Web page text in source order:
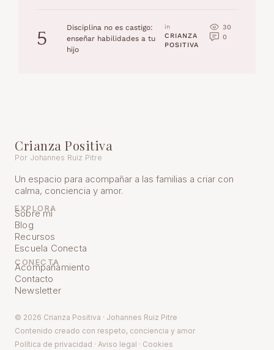
5
Disciplina no es castigo:
enseñar habilidades a tu
hijo
in
CRIANZA
POSITIVA
30
0
Crianza Positiva
Por Johannes Ruiz Pitre
Un espacio para acompañar a las familias a criar con
calma, conciencia y amor.
EXPLORA
Sobre mí
Blog
Recursos
Escuela Conecta
CONECTA
Acompañamiento
Contacto
Newsletter
© 2026 Crianza Positiva · Johannes Ruiz Pitre
Contenido creado con respeto, conciencia y amor
Política de privacidad · Aviso legal · Cookies